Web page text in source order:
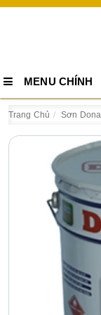
MENU CHÍNH
Trang Chủ Sơn